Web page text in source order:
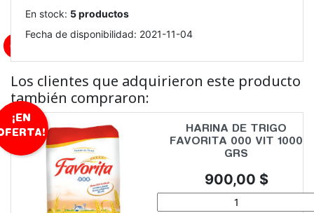
En stock: 5 productos
Fecha de disponibilidad: 2021-11-04
Los clientes que adquirieron este producto
también compraron:
HARINA DE TRIGO
FAVORITA 000 VIT 1000
GRS
Precio
900,00 $
¡EN